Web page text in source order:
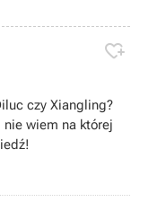

czy Xiangling?
wiem na której